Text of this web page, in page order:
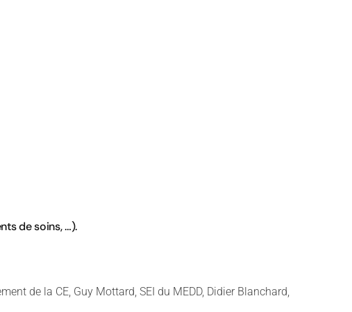
de soins, …).
de la CE, Guy Mottard, SEI du MEDD, Didier Blanchard,